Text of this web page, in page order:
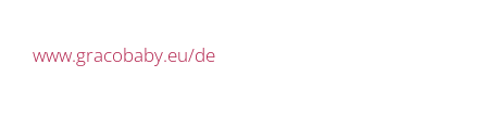
www.gracobaby.eu/de